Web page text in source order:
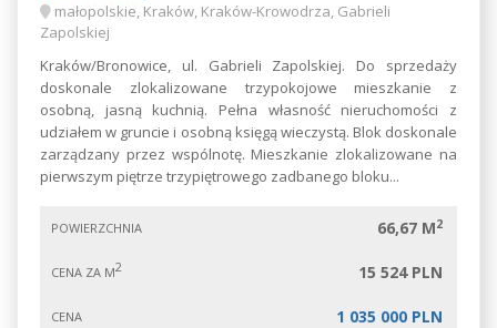
małopolskie, Kraków, Kraków-Krowodrza, Gabrieli
Zapolskiej
Kraków/Bronowice, ul. Gabrieli Zapolskiej. Do sprzedaży
doskonale zlokalizowane trzypokojowe mieszkanie z
osobną, jasną kuchnią. Pełna własność nieruchomości z
udziałem w gruncie i osobną księgą wieczystą. Blok doskonale
zarządzany przez wspólnotę. Mieszkanie zlokalizowane na
pierwszym piętrze trzypiętrowego zadbanego bloku...
POWIERZCHNIA 66,67 M2
CENA ZA M2 15 524 PLN
CENA 1 035 000 PLN